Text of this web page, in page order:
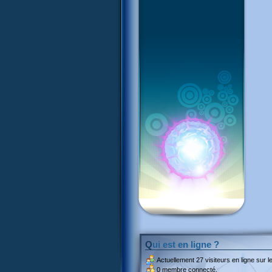
Qui est en ligne ?
Actuellement 27 visiteurs en ligne sur
0 membre connecté.